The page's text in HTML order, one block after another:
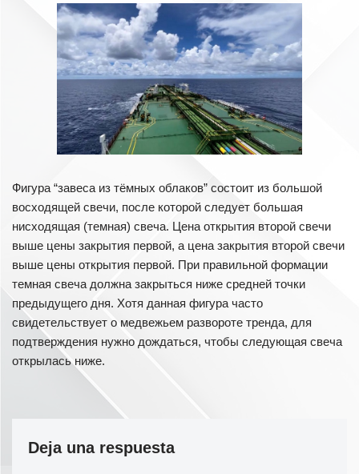
Фигура “завеса из тёмных облаков” состоит из большой
восходящей свечи, после которой следует большая
нисходящая (темная) свеча. Цена открытия второй свечи
выше цены закрытия первой, а цена закрытия второй свечи
выше цены открытия первой. При правильной формации
темная свеча должна закрыться ниже средней точки
предыдущего дня. Хотя данная фигура часто
свидетельствует о медвежьем развороте тренда, для
подтверждения нужно дождаться, чтобы следующая свеча
открылась ниже.
Deja una respuesta